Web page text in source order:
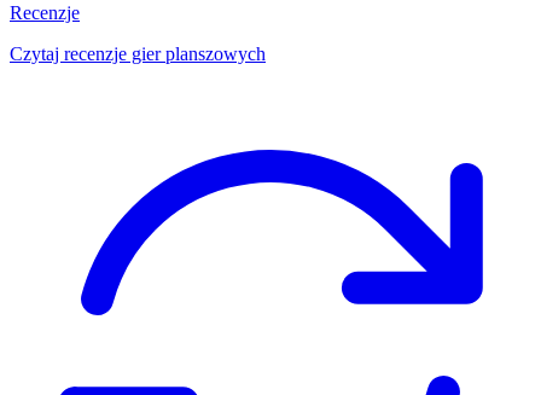
Recenzje
Czytaj recenzje gier planszowych